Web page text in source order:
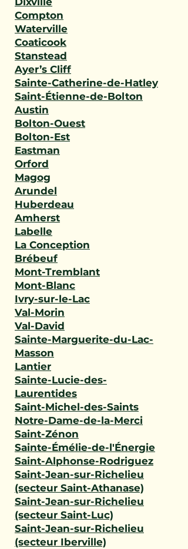
Compton
Waterville
Coaticook
Stanstead
Ayer’s Cliff
Sainte-Catherine-de-Hatley
Saint-Étienne-de-Bolton
Austin
Bolton-Ouest
Bolton-Est
Eastman
Orford
Magog
Arundel
Huberdeau
Amherst
Labelle
La Conception
Brébeuf
Mont-Tremblant
Mont-Blanc
Ivry-sur-le-Lac
Val-Morin
Val-David
Sainte-Marguerite-du-Lac-
Masson
Lantier
Sainte-Lucie-des-
Laurentides
Saint-Michel-des-Saints
Notre-Dame-de-la-Merci
Saint-Zénon
Sainte-Émélie-de-l'Énergie
Saint-Alphonse-Rodriguez
Saint-Jean-sur-Richelieu
(secteur Saint-Athanase)
Saint-Jean-sur-Richelieu
(secteur Saint-Luc)
Saint-Jean-sur-Richelieu
(secteur Iberville)